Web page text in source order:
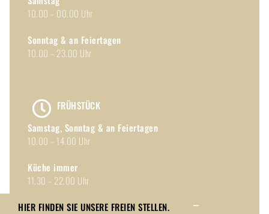
10.00 – 00.00 Uhr
Sonntag & an Feiertagen
10.00 – 23.00 Uhr
FRÜHSTÜCK
Samstag, Sonntag & an Feiertagen
10.00 – 14.00 Uhr
Küche immer
11.30 – 22.00 Uhr
HIER FINDEN SIE UNSERE FREIEN STELLEN.